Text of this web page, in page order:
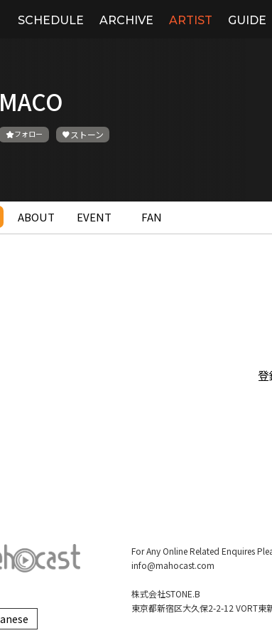
SCHEDULE ARCHIVE ARTIST GUIDE
MACO
フォロー ストーン
ABOUT EVENT FAN
登
For Any Online Related Enquires
info@mahocast.com
株式会社STONE.B
東京都新宿区大久保2-2-12 VORT東